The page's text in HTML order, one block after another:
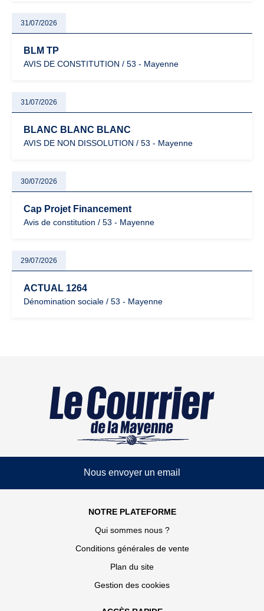
31/07/2026
BLM TP
AVIS DE CONSTITUTION / 53 - Mayenne
31/07/2026
BLANC BLANC BLANC
AVIS DE NON DISSOLUTION / 53 - Mayenne
30/07/2026
Cap Projet Financement
Avis de constitution / 53 - Mayenne
29/07/2026
ACTUAL 1264
Dénomination sociale / 53 - Mayenne
Nous envoyer un email
NOTRE PLATEFORME
Qui sommes nous ?
Conditions générales de vente
Plan du site
Gestion des cookies